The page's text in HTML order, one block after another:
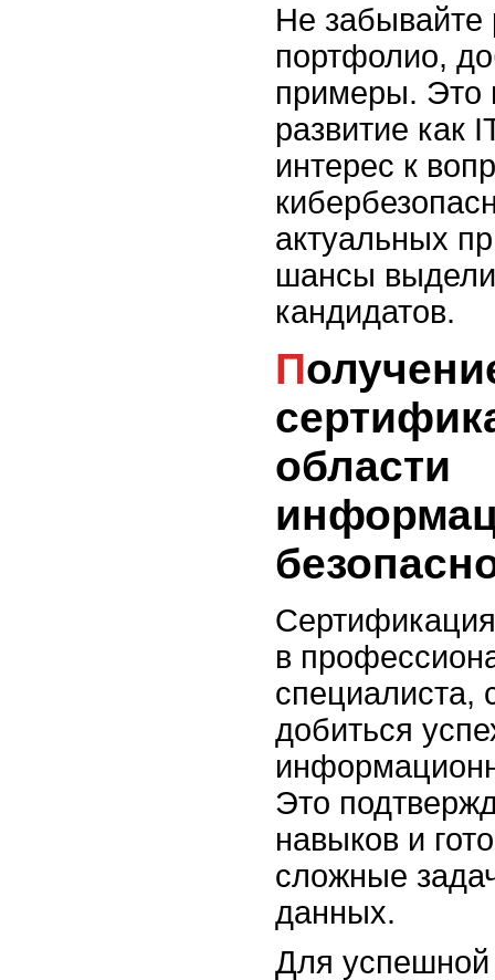
Не забывайте
портфолио,
примеры. Это
развитие как
интерес к
актуальных
шансы
кандидатов.
Получение
области
в
специалиста,
добиться
Это
навыков и
сложные
данных.
Для